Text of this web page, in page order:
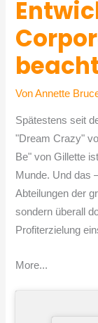
VonAnnette
Spätestens seit
"Dream Crazy"
Be" von Gillette
Munde. Und das
Abteilungen der
sondern überall
Profiterzielung
More...